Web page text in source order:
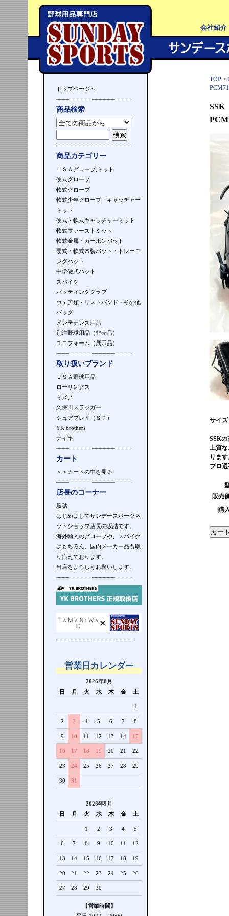
会社紹介
トップページへ
商品検索
商品カテゴリー
ＵＳＡグローブ,ミット
硬式グローブ
軟式グローブ
軟式少年グローブ・キャッチャー
ミット
硬式・軟式キャッチャーミット
軟式ファーストミット
軟式金属・カーボンバット
硬式・軟式木製バット・トレーニ
ングバット
中学硬式バット
スパイク
バッティンググラブ
ウェア類・リストバンド・その他
バッグ
メンテナンス用品
別注野球用品（非売品）
ユニフォーム（展示品）
取り扱いブランド
ＵＳＡ野球用品
ローリングス
ミズノ
久保田スラッガー
シュアプレイ（ＳＰ）
YK brothers
ナイキ
カート
＞＞カートの中を見る
店長のコーナー
坂詰
はじめましてサンデースポーツネ
ットショップ店長の坂詰です。
海外輸入のグローブや、スパイク
はもちろん、国内メーカー品も取
り揃えております。
当店をよろしくお願いします。
営業日カレンダー
2026年8月
日
月 火 水 木 金 土
1
2 3 4 5 6 7 8
9 10 11 12 13 14 15
16 17 18 19 20 21 22
23 24 25 26 27 28 29
30 31
2026年9月
日
月 火 水 木 金 土
1 2 3 4 5
6 7 8 9 10 11 12
13 14 15 16 17 18 19
20 21 22 23 24 25 26
27 28 29 30
【営業時間】
TOP >
SSK
サイ
SSK
上質
りま
プロ
販売
購